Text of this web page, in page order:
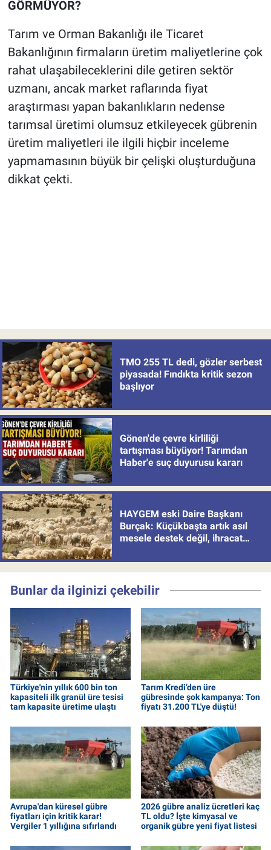
GÖRMÜYOR?
Tarım ve Orman Bakanlığı ile Ticaret
Bakanlığının firmaların üretim maliyetlerine çok
rahat ulaşabileceklerini dile getiren sektör
uzmanı, ancak market raflarında fiyat
araştırması yapan bakanlıkların nedense
tarımsal üretimi olumsuz etkileyecek gübrenin
üretim maliyetleri ile ilgili hiçbir inceleme
yapmamasının büyük bir çelişki oluşturduğuna
dikkat çekti.
TMO 255 TL dedi, gözler serbest
piyasada! Fındıkta kritik sezon
başlıyor
Gönen'de çevre kirliliği
tartışması büyüyor! Tarımdan
Haber'e suç duyurusu kararı
HAYGEM eski Daire Başkanı
Burçak: Küçükbaşta artık asıl
mesele destek değil, ihracat
Bunlar da ilginizi çekebilir
Türkiye'nin yıllık 600 bin ton
kapasiteli ilk granül üre tesisi
tam kapasite üretime ulaştı
Tarım Kredi’den üre
gübresinde şok kampanya: Ton
fiyatı 31.200 TL'ye düştü!
Avrupa'dan küresel gübre
fiyatları için kritik karar!
Vergiler 1 yıllığına sıfırlandı
2026 gübre analiz ücretleri kaç
TL oldu? İşte kimyasal ve
organik gübre yeni fiyat listesi